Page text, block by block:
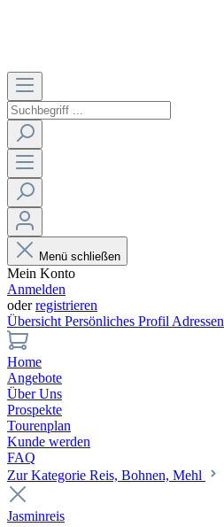
Menü schließen
Mein Konto
Anmelden
oderregistrieren
Übersicht Persönliches Profil Adressen
Home
Angebote
Über Uns
Prospekte
Tourenplan
Kunde werden
FAQ
Zur Kategorie Reis, Bohnen, Mehl
Jasminreis